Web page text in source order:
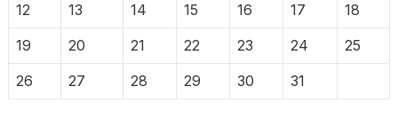
12
13 14 15 16 17
18
19
20 21 22 23 24
25
26
27 28 29 30 31